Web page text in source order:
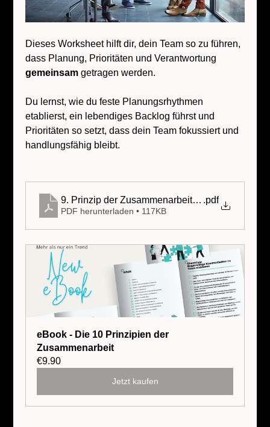
Dieses Worksheet hilft dir, dein Team so zu führen,
gemeinsam getragen werden.
Du lernst, wie du feste Planungsrhythmen
etablierst, ein lebendiges Backlog führst und
Prioritäten so setzt, dass dein Team fokussiert und
handlungsfähig bleibt.
9. Prinzip der Zusammenarbeit Gemeinsame
.pdf
PDF herunterladen • 117KB
eBook - Die 10 Prinzipien der
Zusammenarbeit
€9.90
Jetzt kaufen